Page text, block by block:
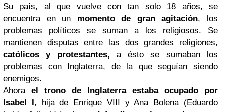
Su país, al que vuelve con tan solo 18 años, se
encuentra en un momento de gran agitación, los
problemas políticos se suman a los religiosos. Se
mantienen disputas entre las dos grandes religiones,
católicos y protestantes, a ésto se sumaban los
problemas con Inglaterra, de la que seguían siendo
enemigos.
Ahora el trono de Inglaterra estaba ocupado por
Isabel I, hija de Enrique VIII y Ana Bolena (Eduardo